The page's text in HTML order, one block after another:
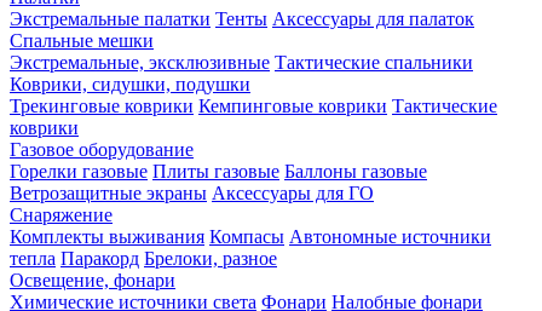
Экстремальные палатки Тенты Аксессуары для палаток
Спальные мешки
Экстремальные, эксклюзивные Тактические спальники
Коврики, сидушки, подушки
Трекинговые коврики Кемпинговые коврики Тактические
коврики
Газовое оборудование
Горелки газовые Плиты газовые Баллоны газовые
Ветрозащитные экраны Аксессуары для ГО
Снаряжение
Комплекты выживания Компасы Автономные источники
тепла Паракорд Брелоки, разное
Освещение, фонари
Химические источники света Фонари Налобные фонари